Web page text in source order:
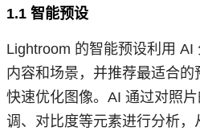
1.1 智能预设
Lightroom 的智能预设利用 AI
内容和场景，并推荐最适合的
快速优化图像。AI 通过对照
调、对比度等元素进行分析，